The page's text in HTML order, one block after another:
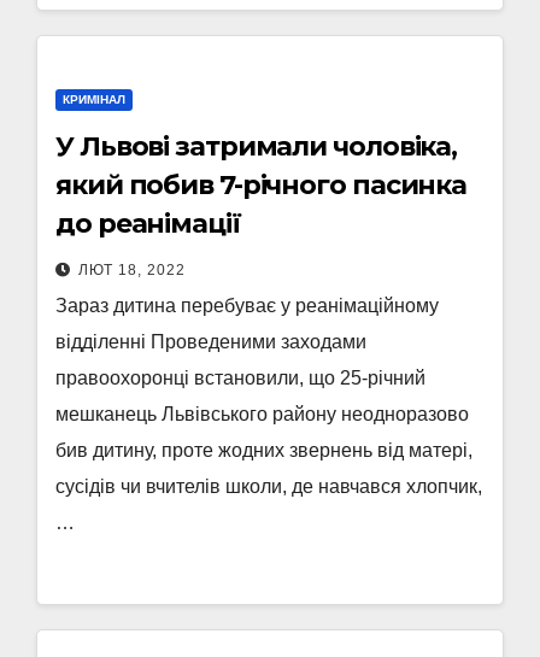
КРИМІНАЛ
У Львові затримали чоловіка,
який побив 7-річного пасинка
до реанімації
ЛЮТ 18, 2022
Зараз дитина перебуває у реанімаційному
відділенні Проведеними заходами
правоохоронці встановили, що 25-річний
мешканець Львівського району неодноразово
бив дитину, проте жодних звернень від матері,
сусідів чи вчителів школи, де навчався хлопчик,
…